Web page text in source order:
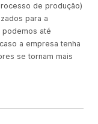
de produção)
para a
podemos até
a empresa tenha
se tornam mais